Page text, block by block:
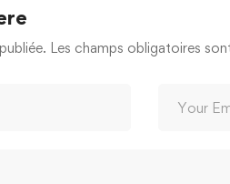
Les champs obligatoires